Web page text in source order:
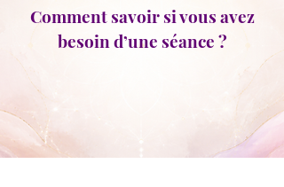
Comment savoir si vous avez
besoin d’une séance ?